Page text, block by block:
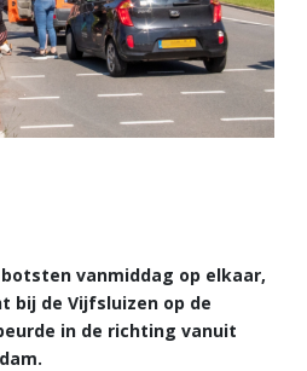
botsten vanmiddag op elkaar,
bij de Vijfsluizen op de
in de richting vanuit